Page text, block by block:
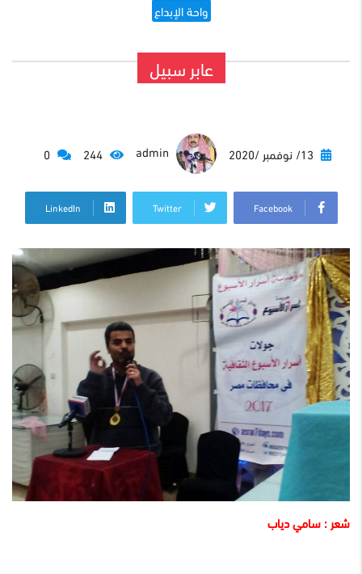
واحة الإبداع
عابر سبيل
244
Facebook
Twitter
LinkedIn
شعر : سامي دياب